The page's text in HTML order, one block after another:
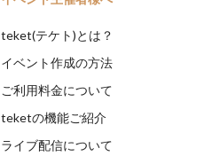
teket(テケト)とは？
イベント作成の方法
ご利用料金について
teketの機能ご紹介
ライブ配信について